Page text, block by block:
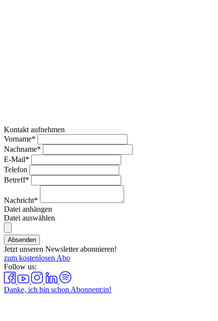
Kontakt aufnehmen
Vorname*
Nachname*
E-Mail*
Telefon
Betreff*
Nachricht*
Datei anhängen
Datei auswählen
Absenden
Jetzt unseren Newsletter abonnieren!
zum kostenlosen Abo
Follow us:
Danke, ich bin schon Abonnent:in!